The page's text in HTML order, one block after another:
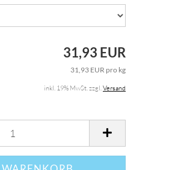
31,93 EUR
31,93 EUR pro kg
inkl. 19% MwSt. zzgl.Versand